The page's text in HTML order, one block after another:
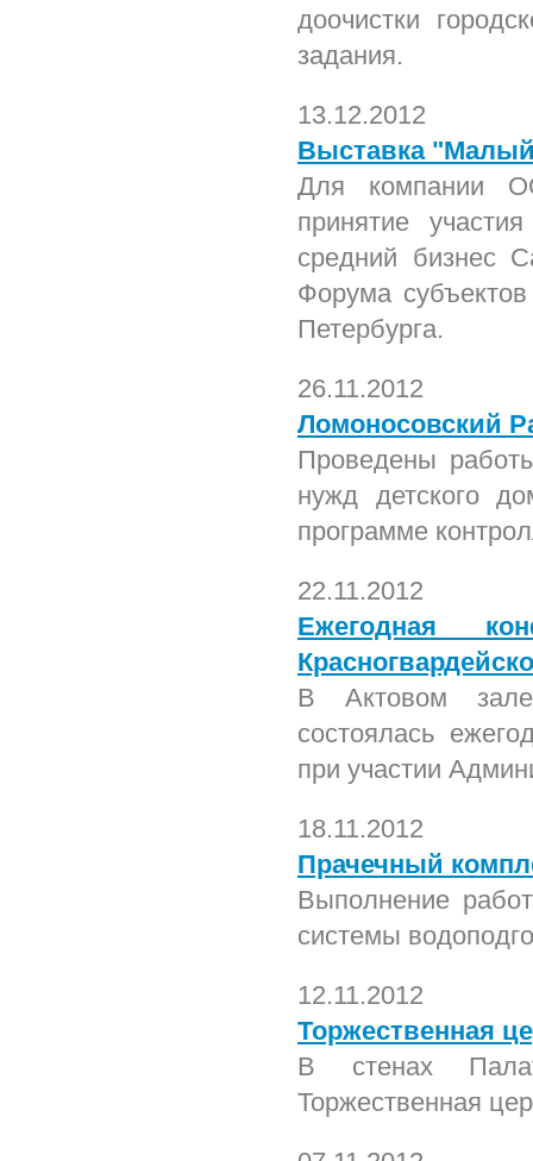
доочистки
задания.
13.12.2012
Выставка "Малый
Для компании
принятие
средний бизнес
Форума
Петербурга.
26.11.2012
Ломоносовский
Проведены
нужд детского
программе
22.11.2012
Ежегодная
В Актовом зале
состоялась
при участии
18.11.2012
Прачечный
Выполнение
системы
12.11.2012
Торжественная
В стенах
Торжественная